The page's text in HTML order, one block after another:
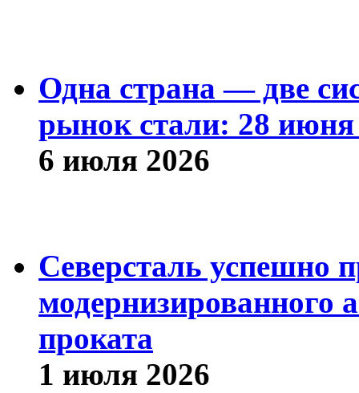
Одна страна — две
рынок стали: 28
6 июля 2026
Северсталь успешно
модернизированного
проката
1 июля 2026